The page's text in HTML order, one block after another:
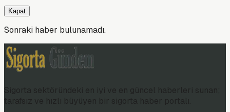
Kapat
Sonraki haber bulunamadı.